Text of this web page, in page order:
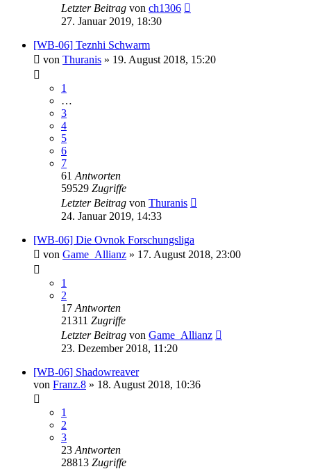
Letzter Beitrag von ch1306
27. Januar 2019, 18:30
[WB-06] Teznhi Schwarm
von Thuranis » 19. August 2018, 15:20
1
…
3
4
5
6
7
61 Antworten
59529 Zugriffe
Letzter Beitrag von Thuranis
24. Januar 2019, 14:33
[WB-06] Die Ovnok Forschungsliga
von Game_Allianz » 17. August 2018, 23:00
1
2
17 Antworten
21311 Zugriffe
Letzter Beitrag von Game_Allianz
23. Dezember 2018, 11:20
[WB-06] Shadowreaver
von Franz.8 » 18. August 2018, 10:36
1
2
3
23 Antworten
28813 Zugriffe